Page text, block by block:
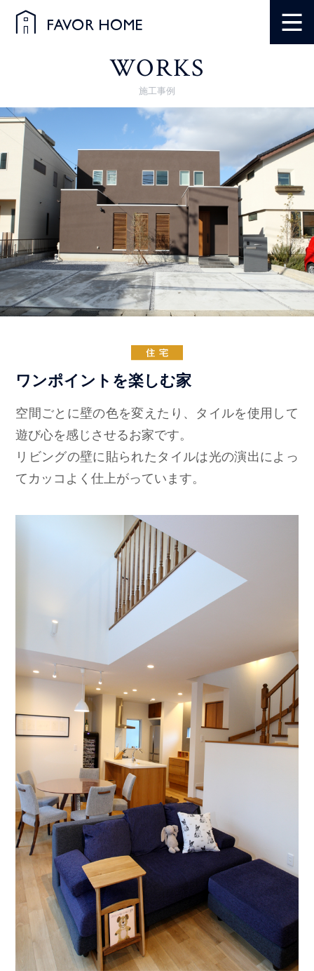
WORKS
施工事例
ワンポイントを楽しむ家
空間ごとに壁の色を変えたり、タイルを使用して
遊び心を感じさせるお家です。
リビングの壁に貼られたタイルは光の演出によっ
てカッコよく仕上がっています。